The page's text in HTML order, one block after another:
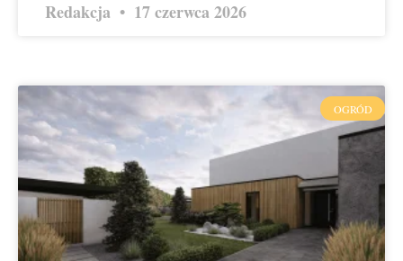
Redakcja 17 czerwca 2026
OGRÓD